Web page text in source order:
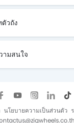
วถัง
ามสนใจ
นโยบายความเป็นส่วนตัว